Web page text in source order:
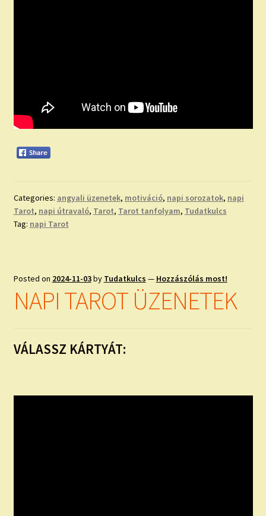
Categories: angyali üzenetek, motiváció, napi sorozatok, napi
Tarot, napi útravaló, Tarot, Tarot tanfolyam, Tudatkulcs
Tag: napi Tarot
Posted on 2024-11-03by Tudatkulcs — Hozzászólás most!
NAPI TAROT ÜZENETEK
VÁLASSZ KÁRTYÁT: